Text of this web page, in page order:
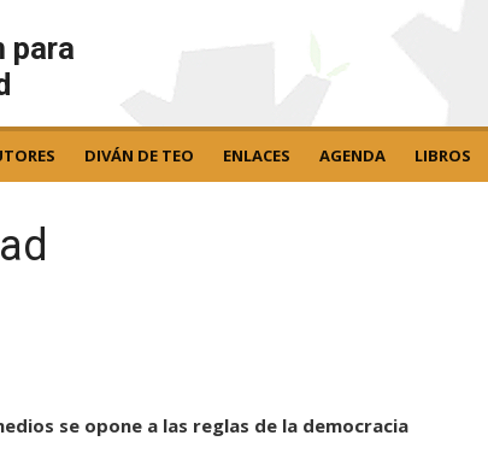
para
DIVÁN DE TEO ENLACES AGENDA LIBROS
se opone a las reglas de la democracia